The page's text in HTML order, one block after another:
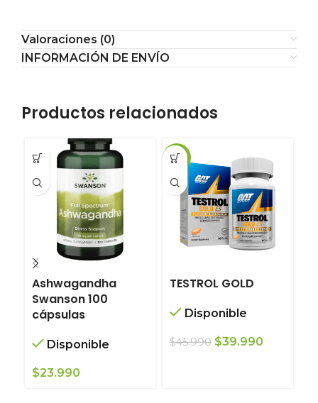
Valoraciones (0)
INFORMACIÓN DE ENVÍO
Productos relacionados
Ashwagandha
Swanson 100
cápsulas
Disponible
$23.990
-13%
TESTROL GOLD
Disponible
$45.990 El
$39.990